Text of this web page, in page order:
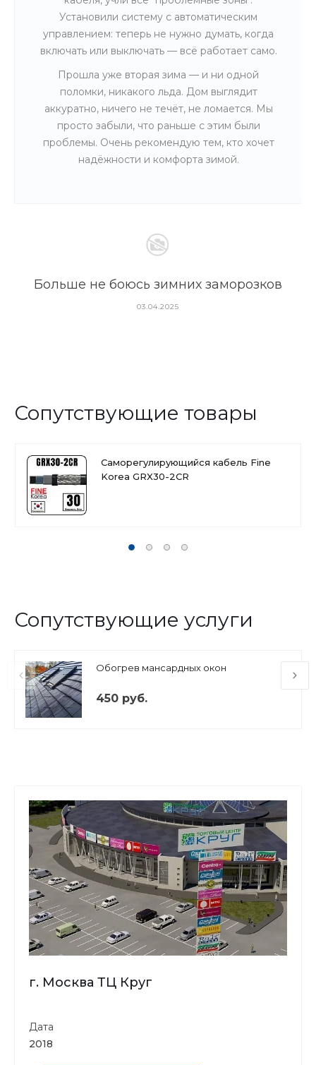
Установили систему с автоматическим
управлением: теперь не нужно думать, когда
включать или выключать — всё работает само.
Прошла уже вторая зима — и ни одной
поломки, никакого льда. Дом выглядит
аккуратно, ничего не течёт, не ломается. Мы
просто забыли, что раньше с этим были
проблемы. Очень рекомендую тем, кто хочет
надёжности и комфорта зимой.
Больше не боюсь зимних заморозков
03.04.2025
Сопутствующие товары
Саморегулирующийся кабель Fine
Korea GRX30-2CR
Сопутствующие услуги
Обогрев мансардных окон
450 руб.
г. Москва ТЦ Круг
Дата
2018